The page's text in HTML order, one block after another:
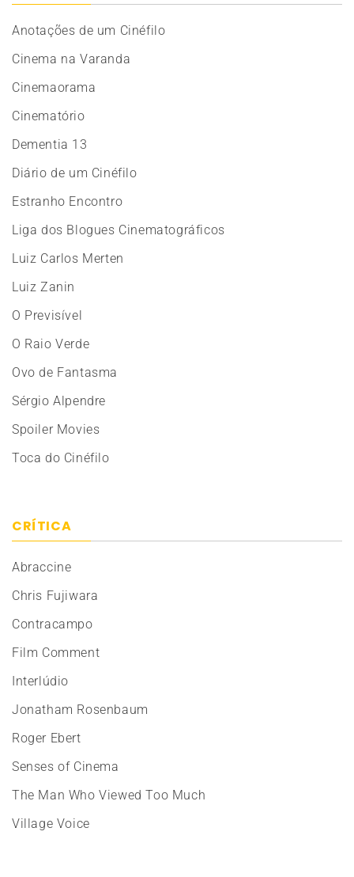
Anotações de um Cinéfilo
Cinema na Varanda
Cinemaorama
Cinematório
Dementia 13
Diário de um Cinéfilo
Estranho Encontro
Liga dos Blogues Cinematográficos
Luiz Carlos Merten
Luiz Zanin
O Previsível
O Raio Verde
Ovo de Fantasma
Sérgio Alpendre
Spoiler Movies
Toca do Cinéfilo
CRÍTICA
Abraccine
Chris Fujiwara
Contracampo
Film Comment
Interlúdio
Jonatham Rosenbaum
Roger Ebert
Senses of Cinema
The Man Who Viewed Too Much
Village Voice